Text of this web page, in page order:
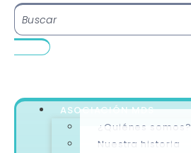
ASOCIACIÓN MDS
¿Quiénes somos?
Nuestra historia